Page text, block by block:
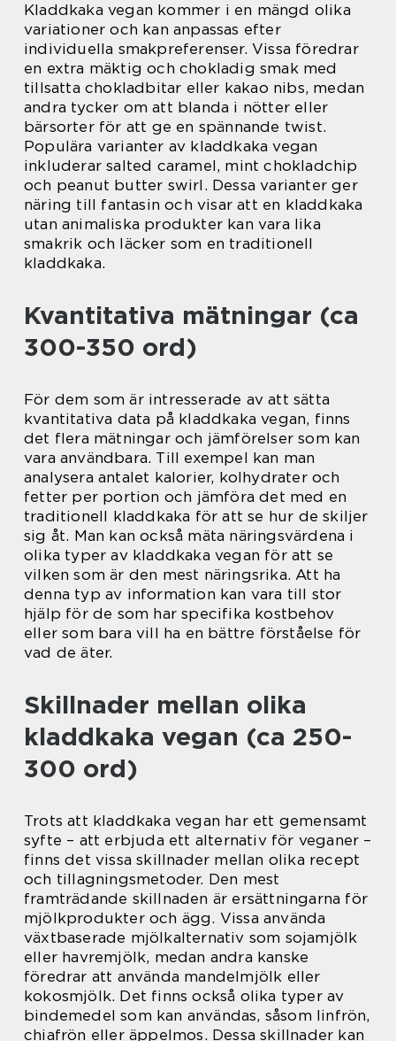
Kladdkaka vegan kommer i en mängd olika
variationer och kan anpassas efter
individuella smakpreferenser. Vissa föredrar
en extra mäktig och chokladig smak med
tillsatta chokladbitar eller kakao nibs, medan
andra tycker om att blanda i nötter eller
bärsorter för att ge en spännande twist.
Populära varianter av kladdkaka vegan
inkluderar salted caramel, mint chokladchip
och peanut butter swirl. Dessa varianter ger
näring till fantasin och visar att en kladdkaka
utan animaliska produkter kan vara lika
smakrik och läcker som en traditionell
kladdkaka.
Kvantitativa mätningar (ca
300-350 ord)
För dem som är intresserade av att sätta
kvantitativa data på kladdkaka vegan, finns
det flera mätningar och jämförelser som kan
vara användbara. Till exempel kan man
analysera antalet kalorier, kolhydrater och
fetter per portion och jämföra det med en
traditionell kladdkaka för att se hur de skiljer
sig åt. Man kan också mäta näringsvärdena i
olika typer av kladdkaka vegan för att se
vilken som är den mest näringsrika. Att ha
denna typ av information kan vara till stor
hjälp för de som har specifika kostbehov
eller som bara vill ha en bättre förståelse för
vad de äter.
Skillnader mellan olika
kladdkaka vegan (ca 250-
300 ord)
Trots att kladdkaka vegan har ett gemensamt
syfte – att erbjuda ett alternativ för veganer –
finns det vissa skillnader mellan olika recept
och tillagningsmetoder. Den mest
framträdande skillnaden är ersättningarna för
mjölkprodukter och ägg. Vissa använda
växtbaserade mjölkalternativ som sojamjölk
eller havremjölk, medan andra kanske
föredrar att använda mandelmjölk eller
kokosmjölk. Det finns också olika typer av
bindemedel som kan användas, såsom linfrön,
chiafrön eller äppelmos. Dessa skillnader kan